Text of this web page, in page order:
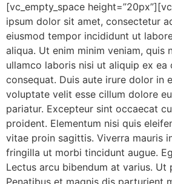
[vc_empty_space
ipsum dolor sit amet, consectetur
eiusmod tempor incididunt ut
aliqua. Ut enim minim veniam, quis
ullamco laboris nisi ut aliquip ex ea
consequat. Duis aute irure dolor in
voluptate velit esse cillum dolore
pariatur. Excepteur sint occaecat
proident. Elementum nisi quis
vitae proin sagittis. Viverra mauris
fringilla ut morbi tincidunt augue.
Lectus arcu bibendum at varius.
Penatibus et magnis dis parturient